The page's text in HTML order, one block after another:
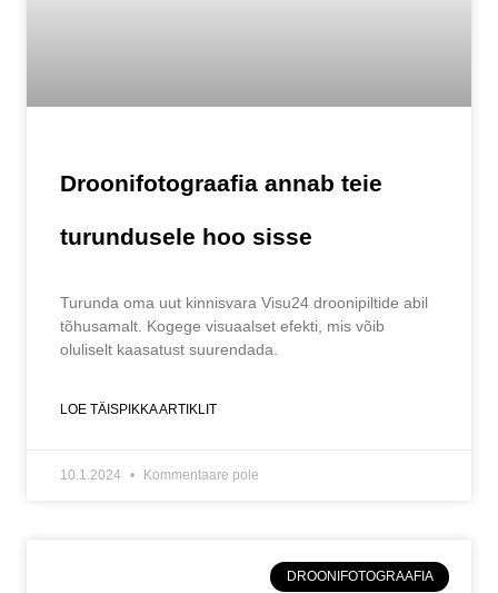
Droonifotograafia annab teie
turundusele hoo sisse
Turunda oma uut kinnisvara Visu24 droonipiltide abil
tõhusamalt. Kogege visuaalset efekti, mis võib
oluliselt kaasatust suurendada.
LOE TÄISPIKKA ARTIKLIT
10.1.2024 Kommentaare pole
DROONIFOTOGRAAFIA